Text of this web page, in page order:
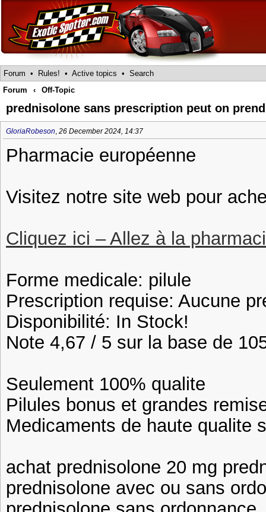
Forum • Rules! • Active topics • Search
Forum
‹ Off-Topic
prednisolone sans prescription peut on
GloriaRobeson, 26 December 2024, 14:37
Pharmacie européenne
Visitez notre site web pour
Cliquez ici – Allez à la
Forme medicale: pilule
Prescription requise: Aucune
Disponibilité: In Stock!
Note 4,67 / 5 sur la base de
Seulement 100% qualite
Pilules bonus et grandes
Medicaments de haute qualite
achat prednisolone 20 mg
prednisolone avec ou sans